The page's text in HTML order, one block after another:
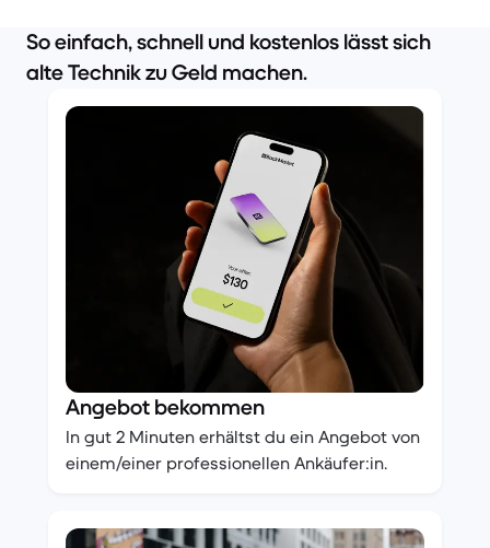
So einfach, schnell und kostenlos lässt sich
alte Technik zu Geld machen.
Angebot bekommen
In gut 2 Minuten erhältst du ein Angebot von
einem/einer professionellen Ankäufer:in.